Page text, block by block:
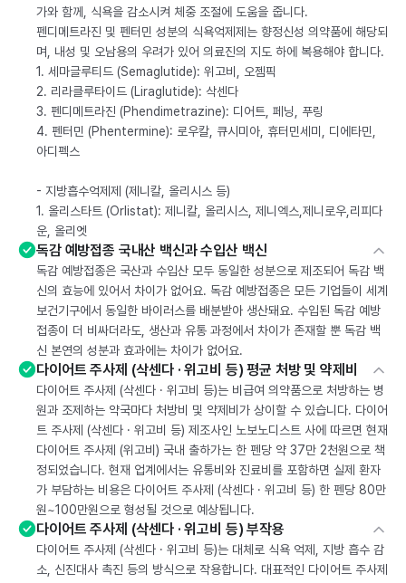
가와 함께, 식욕을 감소시켜 체중 조절에 도움을 줍니다.
펜디메트라진 및 펜터민 성분의 식욕억제제는 향정신성 의약품에 해당되
며, 내성 및 오남용의 우려가 있어 의료진의 지도 하에 복용해야 합니다.
1. 세마글루티드 (Semaglutide): 위고비, 오젬픽
2. 리라클루타이드 (Liraglutide): 삭센다
3. 펜디메트라진 (Phendimetrazine): 디어트, 페닝, 푸링
4. 펜터민 (Phentermine): 로우칼, 큐시미아, 휴터민세미, 디에타민,
아디펙스
- 지방흡수억제제 (제니칼, 올리시스 등)
1. 올리스타트 (Orlistat): 제니칼, 올리시스, 제니엑스,제니로우,리피다
운, 올리엣
독감 예방접종 국내산 백신과 수입산 백신
독감 예방접종은 국산과 수입산 모두 동일한 성분으로 제조되어 독감 백
신의 효능에 있어서 차이가 없어요. 독감 예방접종은 모든 기업들이 세계
보건기구에서 동일한 바이러스를 배분받아 생산돼요. 수입된 독감 예방
접종이 더 비싸더라도, 생산과 유통 과정에서 차이가 존재할 뿐 독감 백
신 본연의 성분과 효과에는 차이가 없어요.
다이어트 주사제 (삭센다 · 위고비 등) 평균 처방 및 약제비
다이어트 주사제 (삭센다 · 위고비 등)는 비급여 의약품으로 처방하는 병
원과 조제하는 약국마다 처방비 및 약제비가 상이할 수 있습니다. 다이어
트 주사제 (삭센다 · 위고비 등) 제조사인 노보노디스트 사에 따르면 현재
다이어트 주사제 (위고비) 국내 출하가는 한 펜당 약 37만 2천원으로 책
정되었습니다. 현재 업계에서는 유통비와 진료비를 포함하면 실제 환자
가 부담하는 비용은 다이어트 주사제 (삭센다 · 위고비 등) 한 펜당 80만
원~100만원으로 형성될 것으로 예상됩니다.
다이어트 주사제 (삭센다 · 위고비 등) 부작용
다이어트 주사제 (삭센다 · 위고비 등)는 대체로 식욕 억제, 지방 흡수 감
소, 신진대사 촉진 등의 방식으로 작용합니다. 대표적인 다이어트 주사제